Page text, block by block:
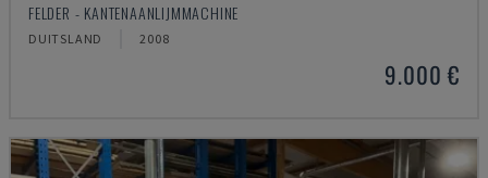
FELDER - KANTENAANLIJMMACHINE
DUITSLAND 2008
9.000 €